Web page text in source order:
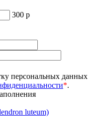
300 р
персональных данных
*.
luteum)